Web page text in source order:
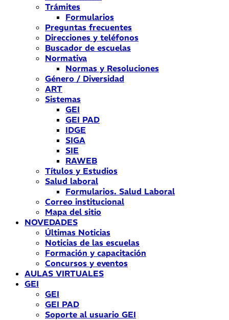
Trámites
Formularios
Preguntas frecuentes
Direcciones y teléfonos
Buscador de escuelas
Normativa
Normas y Resoluciones
Género / Diversidad
ART
Sistemas
GEI
GEI PAD
IDGE
SIGA
SIE
RAWEB
Títulos y Estudios
Salud laboral
Formularios. Salud Laboral
Correo institucional
Mapa del sitio
NOVEDADES
Últimas Noticias
Noticias de las escuelas
Formación y capacitación
Concursos y eventos
AULAS VIRTUALES
GEI
GEI
GEI PAD
Soporte al usuario GEI